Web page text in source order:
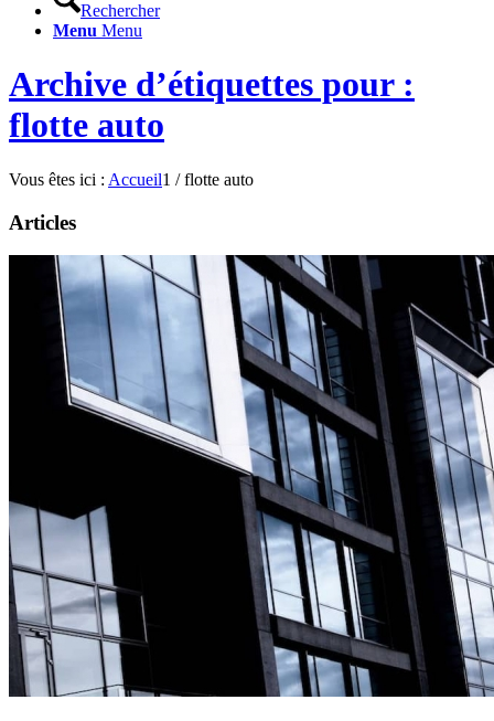
Rechercher
Menu Menu
Archive d’étiquettes pour :
flotte auto
Vous êtes ici : Accueil1 / flotte auto
Articles